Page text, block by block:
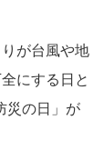
が台風や地
にする日と
災の日」が